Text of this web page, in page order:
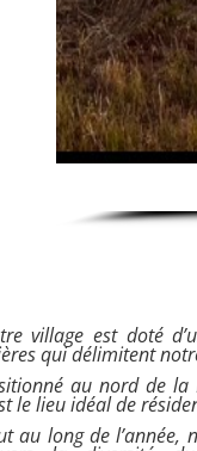
village est doté
qui délimitent
au nord de la
le lieu idéal de
au long de l’année,